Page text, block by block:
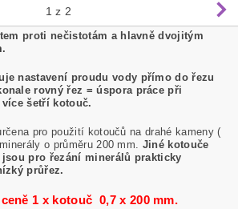
1 z 2
proti nečistotám a hlavně dvojitým
nastavení proudu vody přímo do řezu
rovný řez = úspora práce při
šetří kotouč.
pro použití kotoučů na drahé kameny (
o průměru 200 mm. Jiné kotouče
pro řezání minerálů prakticky
průřez.
1 x kotouč 0,7 x 200 mm.